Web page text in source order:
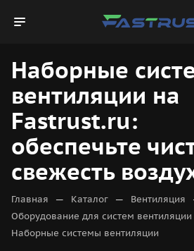
Наборные
вентиляции на
Fastrust.ru:
обеспечьте
свежесть
Главная — Каталог — Вентиляция
Оборудование для систем вентиляции
Наборные системы вентиляции